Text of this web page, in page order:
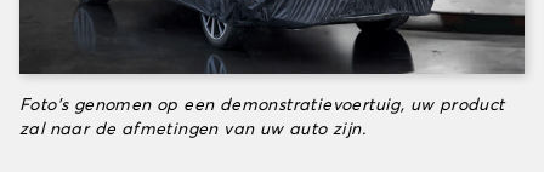
Foto's genomen op een demonstratievoertuig, uw product
zal naar de afmetingen van uw auto zijn.